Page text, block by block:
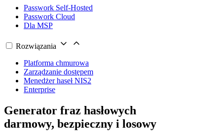
Passwork Self-Hosted
Passwork Cloud
Dla MSP
Rozwiązania
Platforma chmurowa
Zarządzanie dostępem
Menedżer haseł NIS2
Enterprise
Generator fraz hasłowych
darmowy, bezpieczny i losowy